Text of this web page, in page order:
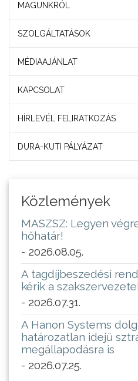
MAGUNKRÓL
SZOLGÁLTATÁSOK
MÉDIAAJÁNLAT
KAPCSOLAT
HÍRLEVÉL FELIRATKOZÁS
DURA-KUTI PÁLYÁZAT
Közlemények
MASZSZ: Legyen
hőhatár!
- 2026.08.05.
A tagdíjbeszedési
kérik a
- 2026.07.31.
A Hanon Systems
határozatlan idejű
megállapodásra is
- 2026.07.25.